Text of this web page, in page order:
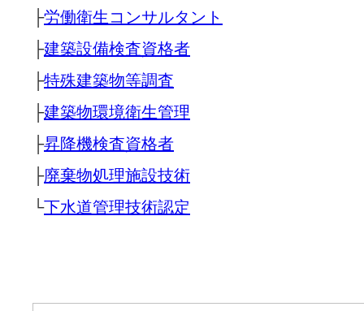
├労働衛生コンサルタント
├建築設備検査資格者
├特殊建築物等調査
├建築物環境衛生管理
├昇降機検査資格者
├廃棄物処理施設技術
└下水道管理技術認定